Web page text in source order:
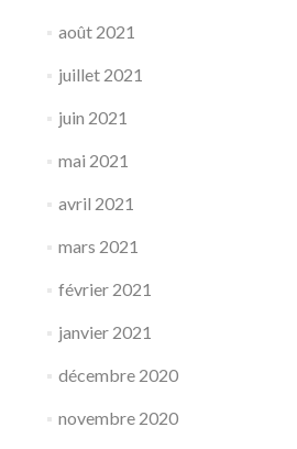
août 2021
juillet 2021
juin 2021
mai 2021
avril 2021
mars 2021
février 2021
janvier 2021
décembre 2020
novembre 2020